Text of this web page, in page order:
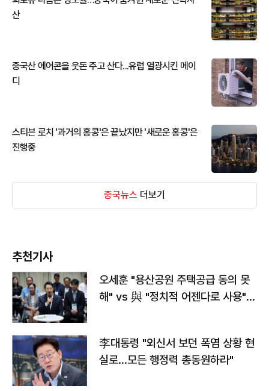
산
중국산 에어콘을 웃돈 주고 산다...유럽 열광시킨 메이
디
스티븐 로치 '과거의 홍콩'은 끝났지만 '새로운 홍콩'은
진행중
중국뉴스 더보기
추천기사
오세훈 "용산공원 주택공급 동의 못
해" vs 與 "정치적 어젠다로 사용"
李대통령 "외신서 보던 폭염 상황 현
실로…모든 행정력 총동원하라"